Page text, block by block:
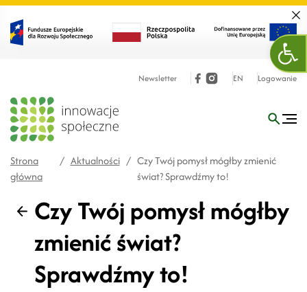
Newsletter EN Logowanie
Strona
główna
/ Aktualności / Czy Twój pomysł mógłby zmienić
świat? Sprawdźmy to!
Wstecz
Czy Twój pomysł mógłby
zmienić świat?
Sprawdźmy to!